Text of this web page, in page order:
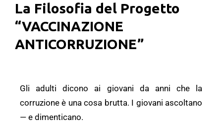
La Filosofia del Progetto
“VACCINAZIONE
ANTICORRUZIONE”
Gli adulti dicono ai giovani da anni che la
corruzione è una cosa brutta. I giovani ascoltano
— e dimenticano.